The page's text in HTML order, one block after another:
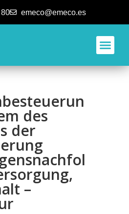
emeco@emeco.es
des
der
–